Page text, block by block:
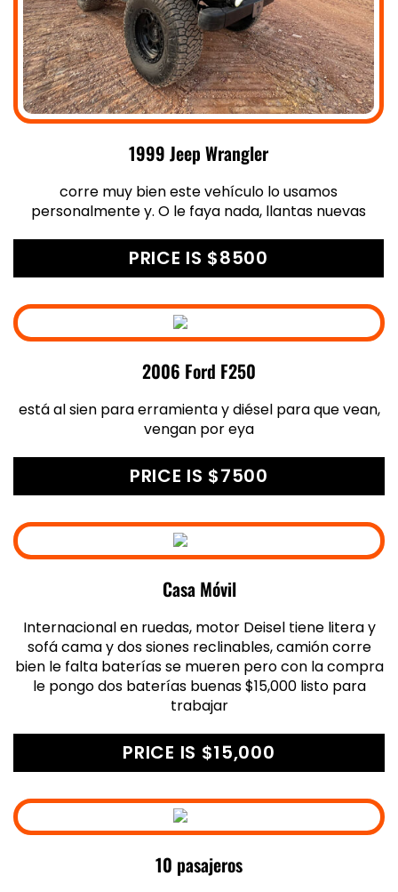
1999 Jeep Wrangler
corre muy bien este vehículo lo usamos
personalmente y. O le faya nada, llantas nuevas
PRICE IS $8500
2006 Ford F250
está al sien para erramienta y diésel para que vean,
vengan por eya
PRICE IS $7500
Casa Móvil
Internacional en ruedas, motor Deisel tiene litera y
sofá cama y dos siones reclinables, camión corre
bien le falta baterías se mueren pero con la compra
le pongo dos baterías buenas $15,000 listo para
trabajar
PRICE IS $15,000
10 pasajeros